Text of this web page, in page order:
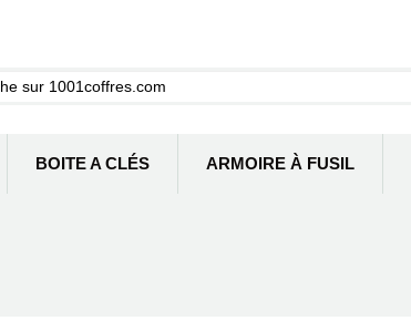
BOITE A CLÉS ARMOIRE À FUSIL